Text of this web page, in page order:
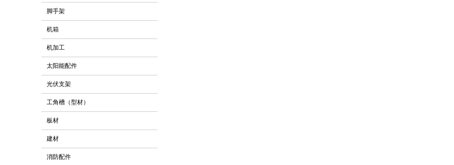
脚手架
机箱
机加工
太阳能配件
光伏支架
工角槽（型材）
板材
建材
消防配件